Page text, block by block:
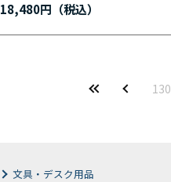
18,480円
130
文具・デスク用品